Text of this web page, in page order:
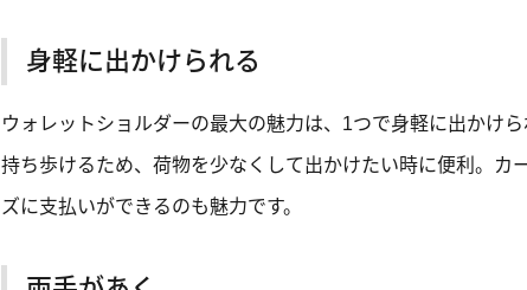
身軽に出かけられる
ウォレットショルダーの最大の魅力は、1つで身軽に出かけ
持ち歩けるため、荷物を少なくして出かけたい時に便利。カ
ズに支払いができるのも魅力です。